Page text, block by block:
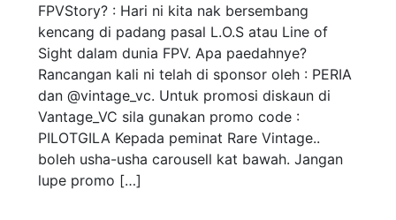
FPVStory? : Hari ni kita nak bersembang
kencang di padang pasal L.O.S atau Line of
Sight dalam dunia FPV. Apa paedahnye?
Rancangan kali ni telah di sponsor oleh : PERIA
dan @vintage_vc. Untuk promosi diskaun di
Vantage_VC sila gunakan promo code :
PILOTGILA Kepada peminat Rare Vintage..
boleh usha-usha carousell kat bawah. Jangan
lupe promo […]